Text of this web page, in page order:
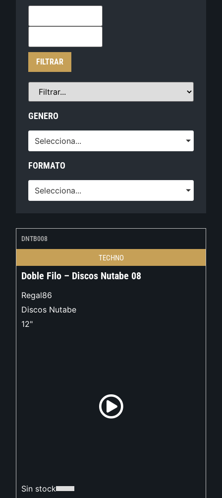
FILTRAR
GENERO
Selecciona...
FORMATO
Selecciona...
DNTB008
TECHNO
Doble Filo – Discos Nutabe 08
Regal86
Discos Nutabe
12"
Sin stock